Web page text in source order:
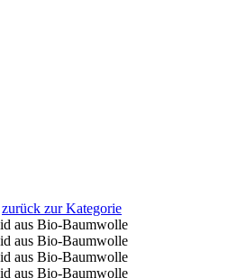
zurück zur Kategorie